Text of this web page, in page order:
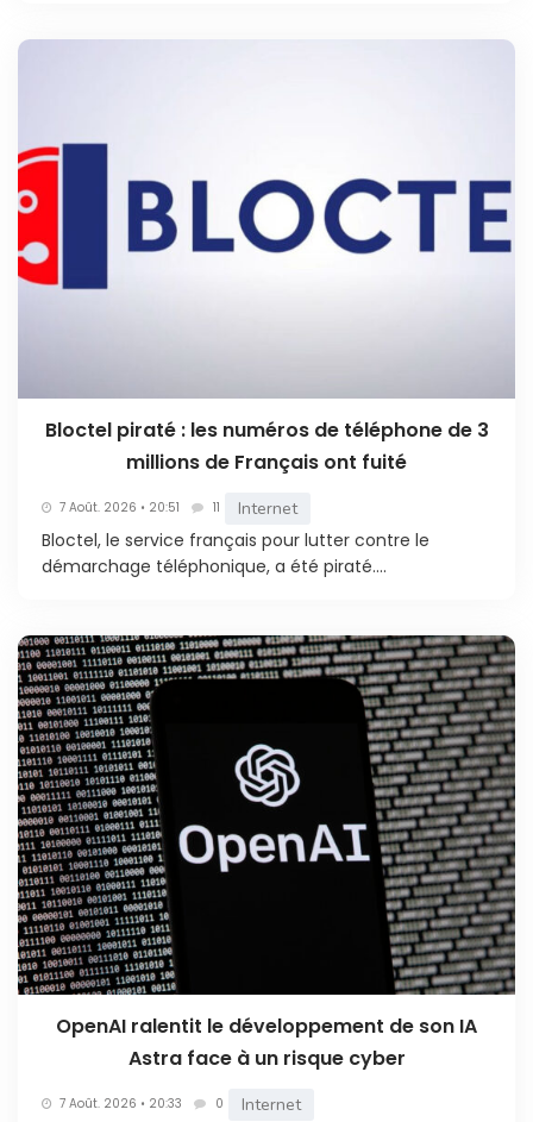
Bloctel piraté : les numéros de téléphone de 3
millions de Français ont fuité
7 Août. 2026 • 20:51 11 Internet
Bloctel, le service français pour lutter contre le
démarchage téléphonique, a été piraté....
OpenAI ralentit le développement de son IA
Astra face à un risque cyber
7 Août. 2026 • 20:33 0 Internet